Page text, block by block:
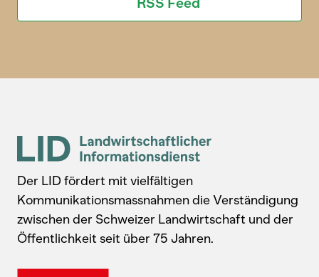
Der LID fördert mit vielfältigen
Kommunikationsmassnahmen die Verständigung
zwischen der Schweizer Landwirtschaft und der
Öffentlichkeit seit über 75 Jahren.